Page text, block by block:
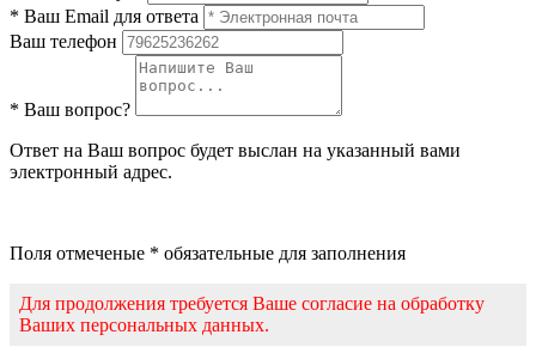
* Ваш Email для ответа
Ваш телефон
* Ваш вопрос?
Ответ на Ваш вопрос будет выслан на указанный вами
электронный адрес.
Поля отмеченые * обязательные для заполнения
Для продолжения требуется Ваше согласие на обработку
Ваших персональных данных.